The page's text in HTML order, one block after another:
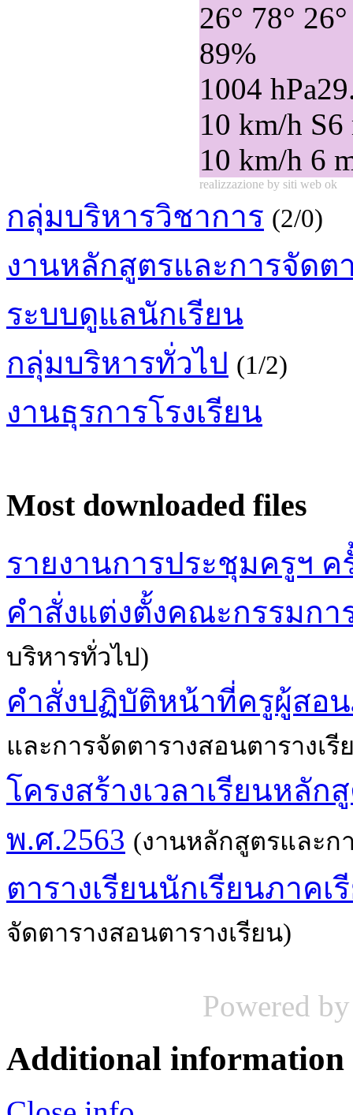
26° 78° 26°
89%
1004 hPa
10 km/h S6
10 km/h 6
realizzazione by siti web ok
กลุ่มบริหารวิชาการ (2/0)
งานหลักสูตรและการจัดต
ระบบดูแลนักเรียน
กลุ่มบริหารทั่วไป (1/2)
งานธุรการโรงเรียน
Most downloaded files
รายงานการประชุมครูฯ ค
คำสั่งแต่งตั้งคณะกรรมก
บริหารทั่วไป)
คำสั่งปฏิบัติหน้าที่ครูผู้สอน
และการจัดตารางสอนตารางเรี
โครงสร้างเวลาเรียนหลัก
พ.ศ.2563 (งานหลักสูตรและก
ตารางเรียนนักเรียนภาคเ
จัดตารางสอนตารางเรียน)
Powered
Additional information